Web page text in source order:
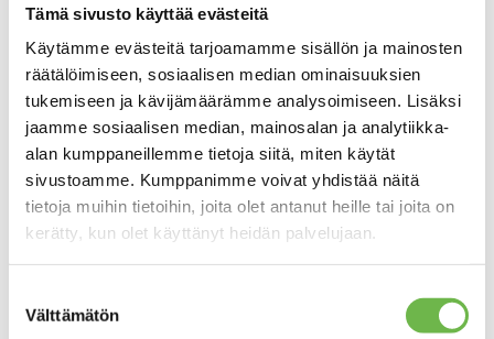
Tämä sivusto käyttää evästeitä
Käytämme evästeitä tarjoamamme sisällön ja mainosten
räätälöimiseen, sosiaalisen median ominaisuuksien
tukemiseen ja kävijämäärämme analysoimiseen. Lisäksi
jaamme sosiaalisen median, mainosalan ja analytiikka-
alan kumppaneillemme tietoja siitä, miten käytät
sivustoamme. Kumppanimme voivat yhdistää näitä
tietoja muihin tietoihin, joita olet antanut heille tai joita on
kerätty, kun olet käyttänyt heidän palvelujaan.
valinta
Välttämätön
Ota yhteyttä
MÖKKIKAUPPA